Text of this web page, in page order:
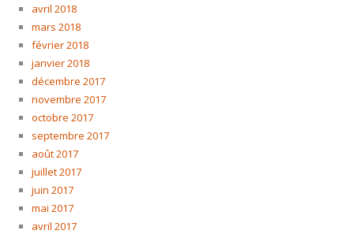
avril 2018
mars 2018
février 2018
janvier 2018
décembre 2017
novembre 2017
octobre 2017
septembre 2017
août 2017
juillet 2017
juin 2017
mai 2017
avril 2017